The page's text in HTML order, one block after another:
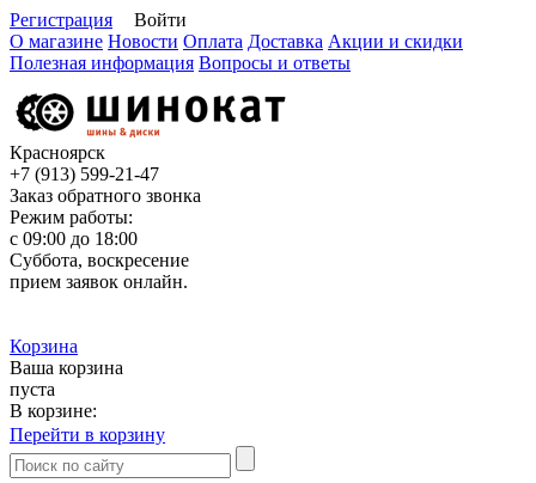
Регистрация
Войти
О магазине Новости Оплата Доставка Акции и скидки
Полезная информация Вопросы и ответы
Красноярск
+7 (913) 599-21-47
Заказ обратного звонка
Режим работы:
с 09:00 до 18:00
Суббота, воскресение
прием заявок онлайн.
Корзина
Ваша корзина
пуста
В корзине:
Перейти в корзину